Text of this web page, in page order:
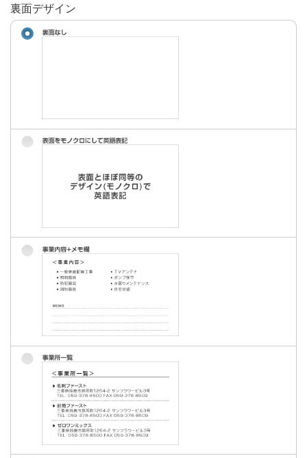
裏面デザイン